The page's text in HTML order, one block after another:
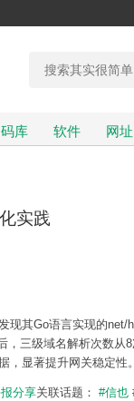
码库 软件 网址
实践
现其Go语言实现的
三级域名解析次数
，显著提升网关稳定性。
分享关联话题： #信也